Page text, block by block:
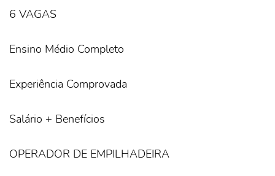
6 VAGAS
Ensino Médio Completo
Experiência Comprovada
Salário + Benefícios
OPERADOR DE EMPILHADEIRA